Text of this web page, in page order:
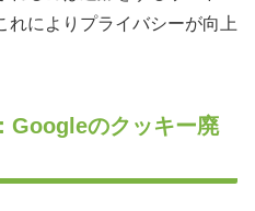
れによりプライバシーが向上
Googleのクッキー廃